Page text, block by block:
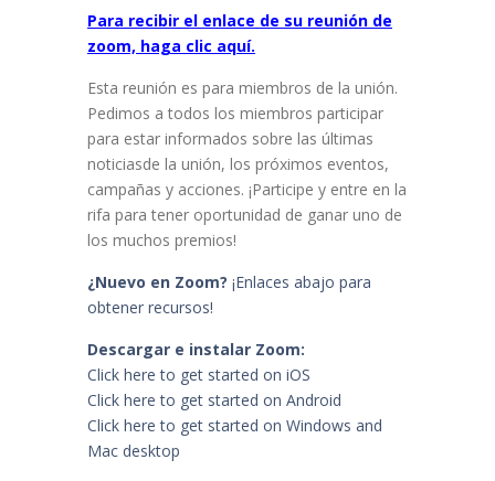
Para recibir el enlace de su reunión de
zoom, haga clic aquí.
Esta reunión es para miembros de la unión.
Pedimos a todos los miembros participar
para estar informados sobre las últimas
noticiasde la unión, los próximos eventos,
campañas y acciones. ¡Participe y entre en la
rifa para tener oportunidad de ganar uno de
los muchos premios!
¿Nuevo en Zoom? ¡Enlaces abajo para
obtener recursos!
Descargar e instalar Zoom:
Click here to get started on iOS
Click here to get started on Android
Click here to get started on Windows and
Mac desktop